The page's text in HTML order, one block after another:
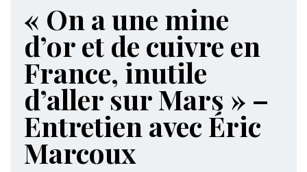
« On a une mine
d’or et de cuivre en
France, inutile
d’aller sur Mars » –
Entretien avec Éric
Marcoux